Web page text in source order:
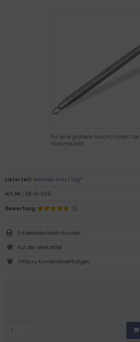
Für eine größere Ansicht klicken
Vorschaubild
Lieferzeit: lieferbar, max. 1 Tag*
Art.Nr.: ME-SI-005
Bewertung:
(1)
Artikeldatenblatt drucken
Infos zu Kundenbewertungen